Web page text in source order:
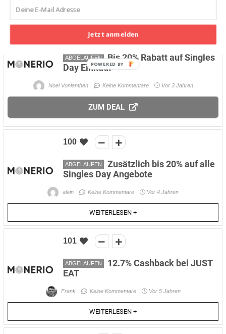
ABGELAUFEN
Bis 20% Rabatt auf Singles
Day Einkauf
Noel Vonlanthen Keine Kommentare Vor 3 Jahren
ZUM DEAL
100
ABGELAUFEN
Zusätzlich bis 20% auf alle
Singles Day Angebote
alain Keine Kommentare Vor 4 Jahren
WEITERLESEN +
101
ABGELAUFEN
12.7% Cashback bei JUST
EAT
Frank Keine Kommentare Vor 5 Jahren
WEITERLESEN +
Jetzt anmelden
POWERED